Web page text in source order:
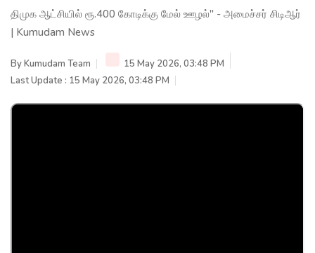
திமுக ஆட்சியில் ரூ.400 கோடிக்கு மேல் ஊழல்'' - அமைச்சர் சிடிஆர்
| Kumudam News
ByKumudam Team
15 May 2026, 03:48 PM
Last Update : 15 May 2026, 03:48 PM